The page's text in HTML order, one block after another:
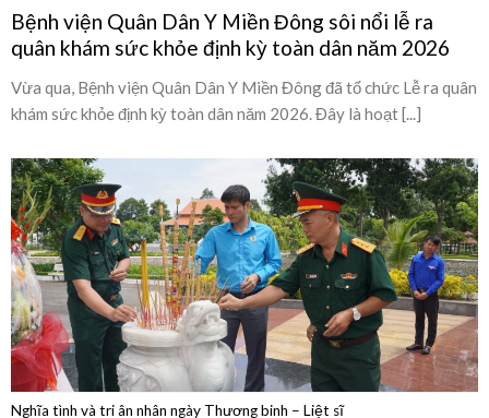
khám sức khỏe định kỳ toàn dân năm 2026. Đây là hoạt [...]
Nghĩa tình và tri ân nhân ngày Thương binh – Liệt sĩ